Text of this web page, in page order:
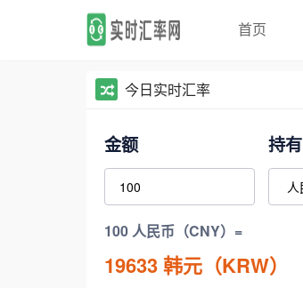
首页
今日实时汇率
金额 持有
100 人民币（CNY）=
19633韩元（KRW）